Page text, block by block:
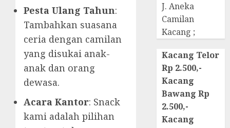
Pesta Ulang Tahun:
Tambahkan suasana
ceria dengan camilan
yang disukai anak-
anak dan orang
dewasa.
Acara Kantor: Snack
kami adalah pilihan
J. Aneka
Camilan
Kacang ;
Kacang Telor
Rp 2.500,-
Kacang
Bawang Rp
2.500,-
Kacang